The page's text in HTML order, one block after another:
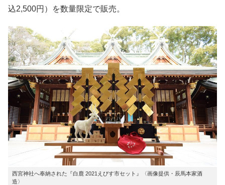
込2,500円）を数量限定で販売。
西宮神社へ奉納された『白鹿 2021えびす市セット』〈画像提供・辰馬本家酒
造〉